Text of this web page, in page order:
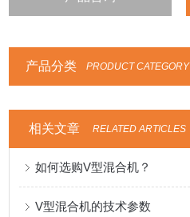
产品分类 PRODUCT CATEGORY
相关文章 RELATED ARTICLES
如何选购V型混合机？
V型混合机的技术参数